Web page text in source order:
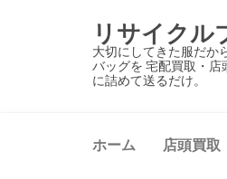
リサイクル
大切にしてきた服だか
バッグを 宅配買取・
に詰めて送るだけ。
ホーム 店頭買取